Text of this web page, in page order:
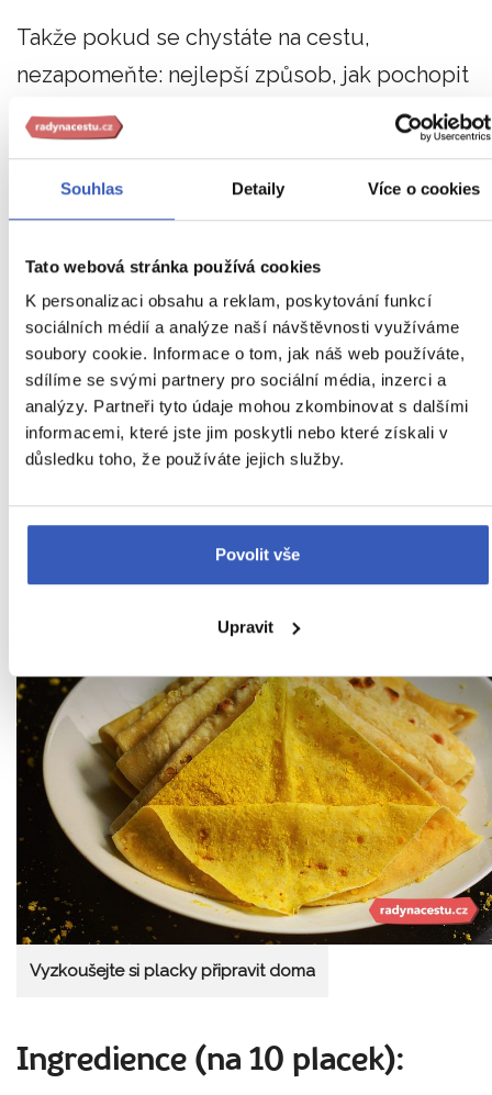
Souhlas Detaily Více o cookies
Tato webová stránka používá cookies
K personalizaci obsahu a reklam, poskytování funkcí
sociálních médií a analýze naší návštěvnosti využíváme
soubory cookie. Informace o tom, jak náš web používáte,
sdílíme se svými partnery pro sociální média, inzerci a
analýzy. Partneři tyto údaje mohou zkombinovat s dalšími
informacemi, které jste jim poskytli nebo které získali v
důsledku toho, že používáte jejich služby.
Povolit vše
Upravit
Takže pokud se chystáte na cestu,
nezapomeňte: nejlepší způsob, jak pochopit
Maskarénské souostroví, je prostřednictvím
jeho kuchyně.
Buon appetit, bon appétit a
vanakam!
Recept: Mauricijské „dholl
(plněné placky s čočkovou
náplní)
Vyzkoušejte si placky připravit doma
Ingredience (na 10 placek):